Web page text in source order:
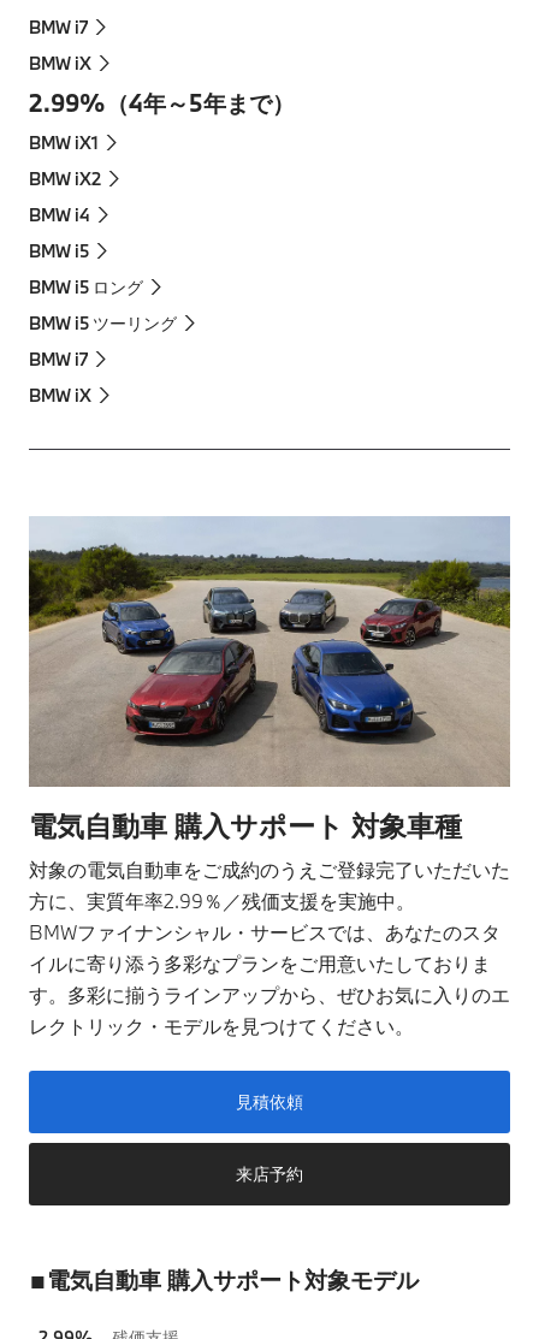
BMW i7
BMW iX
2.99%（4年～5年まで）
BMW iX1
BMW iX2
BMW i4
BMW i5
BMW i5 ロング
BMW i5 ツーリング
BMW i7
BMW iX
電気自動車 購入サポート 対象車種
対象の電気自動車をご成約のうえご登録完了いただいた
方に、実質年率2.99％／残価支援を実施中。
​BMWファイナンシャル・サービスでは、あなたのスタ
イルに寄り添う多彩なプランをご用意いたしておりま
す。多彩に揃うラインアップから、ぜひお気に入りのエ
レクトリック・モデルを見つけてください。
見積依頼
来店予約
■電気自動車 購入サポート対象モデル